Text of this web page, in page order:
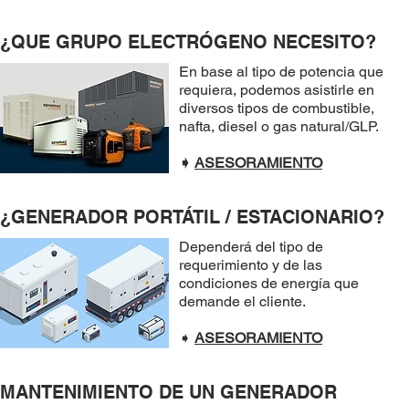
¿QUE GRUPO ELECTRÓGENO NECESITO?
En base al tipo de potencia que
requiera, podemos asistirle en
diversos tipos de combustible,
nafta, diesel o gas natural/GLP.
➧ ASESORAMIENTO
¿GENERADOR PORTÁTIL / ESTACIONARIO?
Dependerá del tipo de
requerimiento y de las
condiciones de energía que
demande el cliente.
➧ ASESORAMIENTO
MANTENIMIENTO DE UN GENERADOR